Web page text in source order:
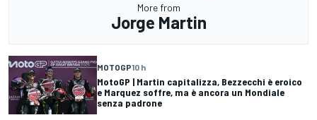
More from
Jorge Martin
MOTOGP10 h
MotoGP | Martin capitalizza, Bezzecchi è eroico
e Marquez soffre, ma è ancora un Mondiale
senza padrone